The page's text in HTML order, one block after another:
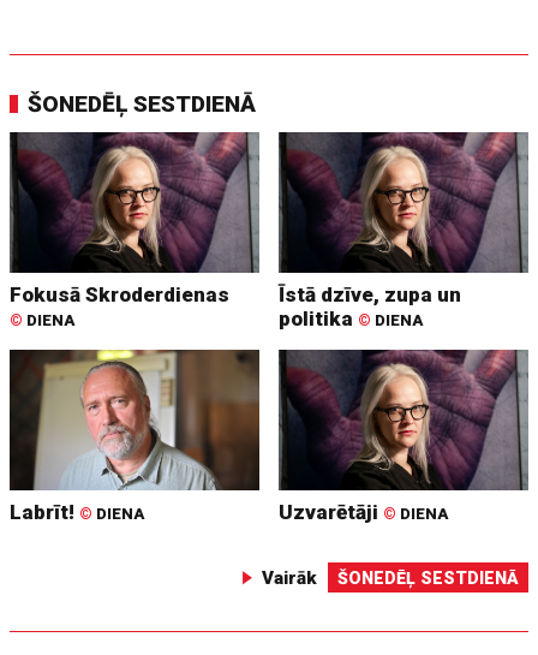
ŠONEDĒĻ SESTDIENĀ
Fokusā Skroderdienas
© DIENA
Īstā dzīve, zupa un
politika © DIENA
Labrīt! © DIENA Uzvarētāji © DIENA
Vairāk ŠONEDĒĻ SESTDIENĀ